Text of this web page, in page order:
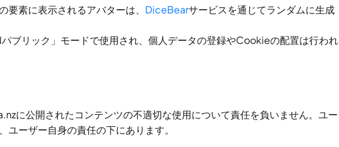
要素に表示されるアバターは、 DiceBearサービスを通じてランダムに生成
ブリック」モードで使用され、個人データの登録やCookieの配置は行われ
に公開されたコンテンツの不適切な使用について責任を負いません。ユー
ユーザー自身の責任の下にあります。